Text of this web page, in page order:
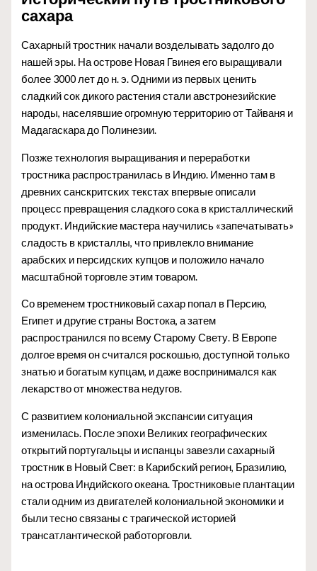
сахара
Сахарный тростник начали возделывать задолго до
нашей эры. На острове Новая Гвинея его выращивали
более 3000 лет до н. э. Одними из первых ценить
сладкий сок дикого растения стали австронезийские
народы, населявшие огромную территорию от Тайваня и
Мадагаскара до Полинезии.
Позже технология выращивания и переработки
тростника распространилась в Индию. Именно там в
древних санскритских текстах впервые описали
процесс превращения сладкого сока в кристаллический
продукт. Индийские мастера научились «запечатывать»
сладость в кристаллы, что привлекло внимание
арабских и персидских купцов и положило начало
масштабной торговле этим товаром.
Со временем тростниковый сахар попал в Персию,
Египет и другие страны Востока, а затем
распространился по всему Старому Свету. В Европе
долгое время он считался роскошью, доступной только
знатью и богатым купцам, и даже воспринимался как
лекарство от множества недугов.
С развитием колониальной экспансии ситуация
изменилась. После эпохи Великих географических
открытий португальцы и испанцы завезли сахарный
тростник в Новый Свет: в Карибский регион, Бразилию,
на острова Индийского океана. Тростниковые плантации
стали одним из двигателей колониальной экономики и
были тесно связаны с трагической историей
трансатлантической работорговли.